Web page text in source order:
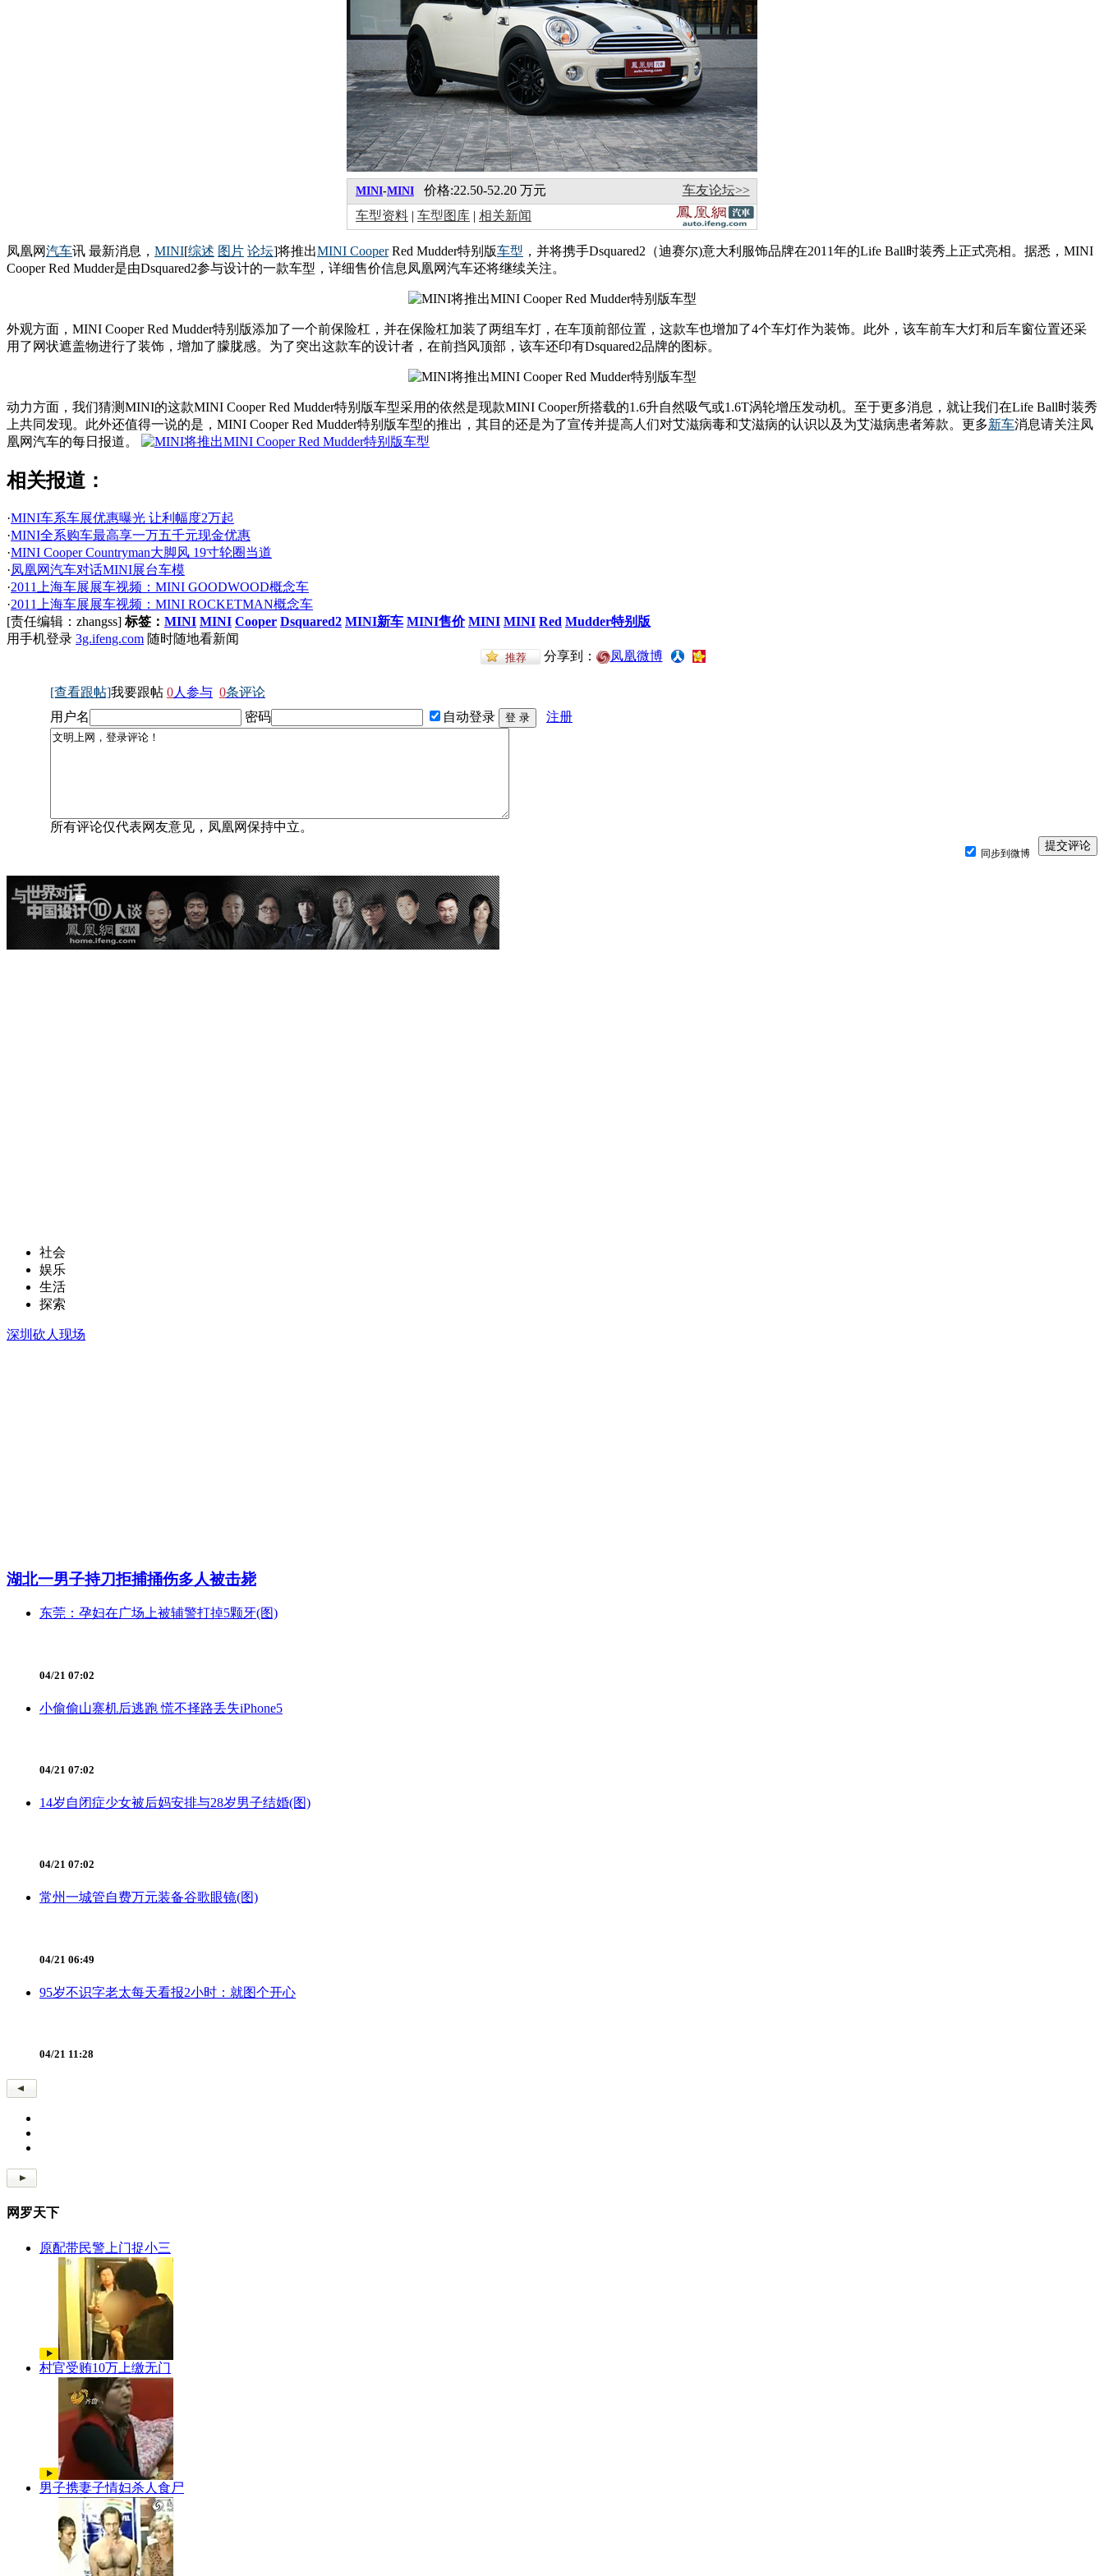
MINI-MINI 价格:22.50-52.20 万元
车友论坛>>
车型资料 | 车型图库 | 相关新闻
凤凰网汽车讯 最新消息， MINI[综述 图片 论坛]将推出MINI CooperRed Mudder特别版车型 ，并将携手Dsquared2（迪赛尔)意大利服饰品牌在2011年的Life Ball时装秀上正式亮相。据悉，MINI
Cooper Red Mudder是由Dsquared2参与设计的一款车型，详细售价信息凤凰网汽车还将继续关注。
外观方面，MINI Cooper Red Mudder特别版添加了一个前保险杠，并在保险杠加装了两组车灯，在车顶前部位置，这款车也增加了4个车灯作为装饰。此外，该车前车大灯和后车窗位置还采
用了网状遮盖物进行了装饰，增加了朦胧感。为了突出这款车的设计者，在前挡风顶部，该车还印有Dsquared2品牌的图标。
动力方面，我们猜测MINI的这款MINI Cooper Red Mudder特别版车型采用的依然是现款MINI Cooper所搭载的1.6升自然吸气或1.6T涡轮增压发动机。至于更多消息，就让我们在Life Ball时装秀
上共同发现。此外还值得一说的是，MINI Cooper Red Mudder特别版车型的推出，其目的还是为了宣传并提高人们对艾滋病毒和艾滋病的认识以及为艾滋病患者筹款。更多新车消息请关注凤
凰网汽车的每日报道。
相关报道：
·MINI车系车展优惠曝光 让利幅度2万起
·MINI全系购车最高享一万五千元现金优惠
·MINI Cooper Countryman大脚风 19寸轮圈当道
·凤凰网汽车对话MINI展台车模
·2011上海车展展车视频：MINI GOODWOOD概念车
·2011上海车展展车视频：MINI ROCKETMAN概念车
[责任编辑：zhangss] 标签： MINI MINI Cooper Dsquared2 MINI新车 MINI售价 MINI MINI Red Mudder特别版
用手机登录 3g.ifeng.com 随时随地看新闻
分享到：
凤凰微博
[查看跟帖]我要跟帖 0人参与 0条评论
用户名
密码 自动登录 注册
所有评论仅代表网友意见，凤凰网保持中立。
同步到微博
社会
娱乐
生活
探索
深圳砍人现场
湖北一男子持刀拒捕捅伤多人被击毙
东莞：孕妇在广场上被辅警打掉5颗牙(图)
04/21 07:02
小偷偷山寨机后逃跑 慌不择路丢失iPhone5
04/21 07:02
14岁自闭症少女被后妈安排与28岁男子结婚(图)
04/21 07:02
常州一城管自费万元装备谷歌眼镜(图)
04/21 06:49
95岁不识字老太每天看报2小时：就图个开心
04/21 11:28
网罗天下
原配带民警上门捉小三
村官受贿10万上缴无门
男子携妻子情妇杀人食尸